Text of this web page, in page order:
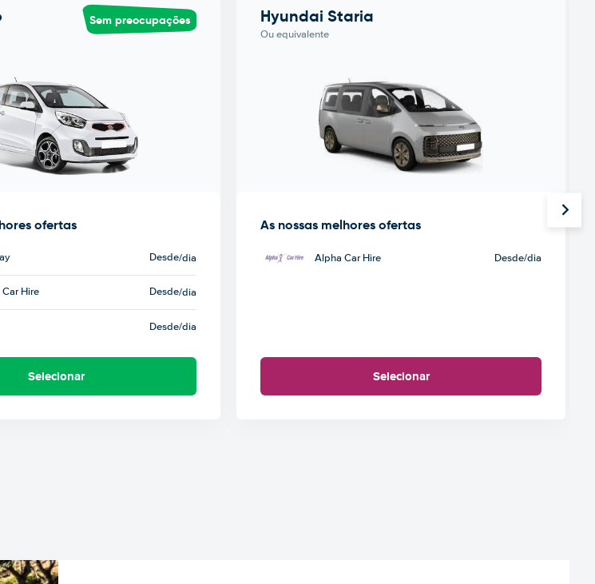
Sem preocupações
ofertas
Desde/dia
Hire Desde/dia
Desde/dia
Selecionar
Hyundai Staria
Ou equivalente
As nossas melhores ofertas
Alpha Car Hire Desde/dia
Selecionar